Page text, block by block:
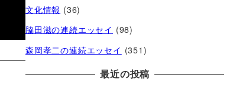
文化情報 (36)
脇田滋の連続エッセイ (98)
森岡孝二の連続エッセイ (351)
最近の投稿